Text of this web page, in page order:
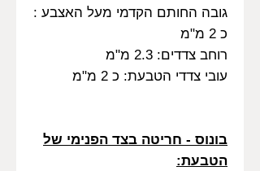
גובה החותם הקדמי מעל האצבע :
כ 2 מ"מ
רוחב צדדים: 2.3 מ"מ
עובי צדדי הטבעת: כ 2 מ"מ
בונוס - חריטה בצד הפנימי של
הטבעת: